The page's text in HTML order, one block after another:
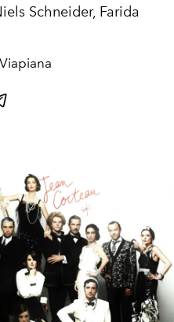
Schneider, Farida